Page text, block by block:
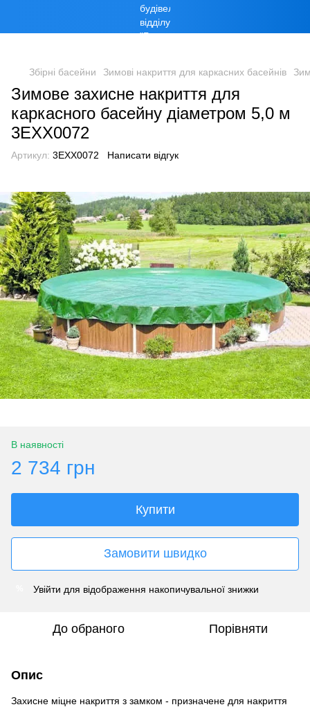
Збірні басейни Зимові накриття для каркасних басейнів
Зимове захисне накриття для
каркасного басейну діаметром 5,0 м
3EXX0072
Артикул: 3EXX0072 Написати відгук
В наявності
2 734 грн
Купити
Замовити швидко
Увійти для відображення накопичувальної знижки
До обраного Порівняти
Опис
Захисне міцне накриття з замком - призначене для накриття